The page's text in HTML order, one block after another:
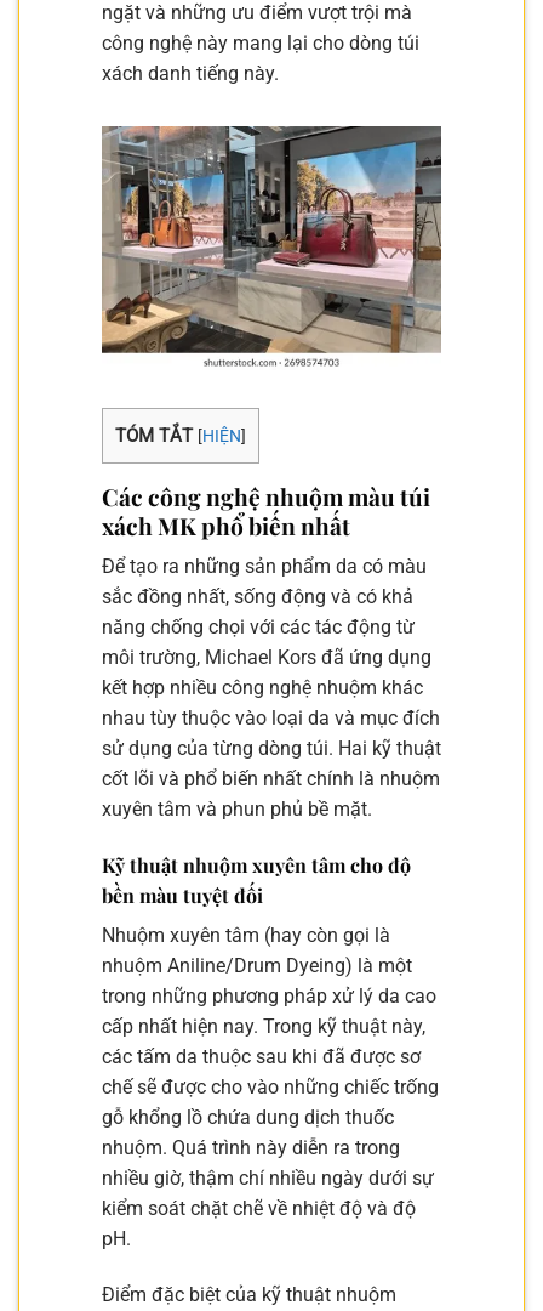
ngặt và những ưu điểm vượt trội mà
công nghệ này mang lại cho dòng túi
xách danh tiếng này.
TÓM TẮT [HIỆN]
Các công nghệ nhuộm màu túi
xách MK phổ biến nhất
Để tạo ra những sản phẩm da có màu
sắc đồng nhất, sống động và có khả
năng chống chọi với các tác động từ
môi trường, Michael Kors đã ứng dụng
kết hợp nhiều công nghệ nhuộm khác
nhau tùy thuộc vào loại da và mục đích
sử dụng của từng dòng túi. Hai kỹ thuật
cốt lõi và phổ biến nhất chính là nhuộm
xuyên tâm và phun phủ bề mặt.
Kỹ thuật nhuộm xuyên tâm cho độ
bền màu tuyệt đối
Nhuộm xuyên tâm (hay còn gọi là
nhuộm Aniline/Drum Dyeing) là một
trong những phương pháp xử lý da cao
cấp nhất hiện nay. Trong kỹ thuật này,
các tấm da thuộc sau khi đã được sơ
chế sẽ được cho vào những chiếc trống
gỗ khổng lồ chứa dung dịch thuốc
nhuộm. Quá trình này diễn ra trong
nhiều giờ, thậm chí nhiều ngày dưới sự
kiểm soát chặt chẽ về nhiệt độ và độ
pH.
Điểm đặc biệt của kỹ thuật nhuộm